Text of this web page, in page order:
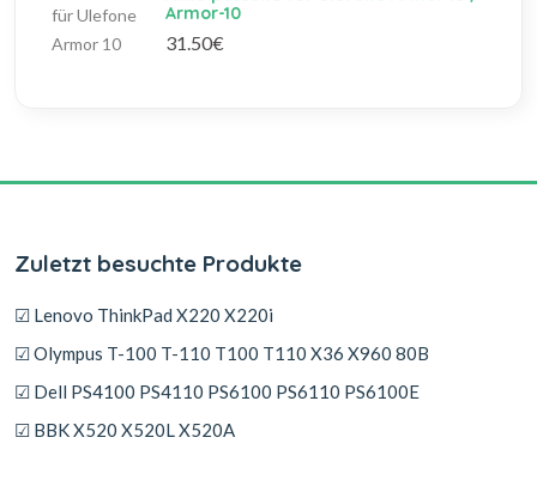
Armor-10
31.50€
Zuletzt besuchte Produkte
☑ Lenovo ThinkPad X220 X220i
☑ Olympus T-100 T-110 T100 T110 X36 X960 80B
☑ Dell PS4100 PS4110 PS6100 PS6110 PS6100E
☑ BBK X520 X520L X520A